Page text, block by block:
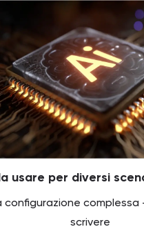
usare per diversi
configurazione complessa
scrivere